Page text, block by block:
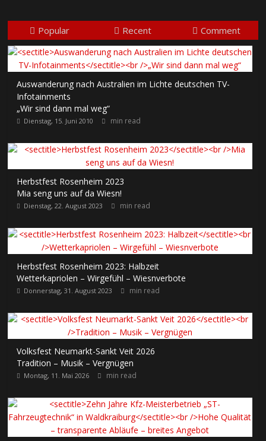
Popular Recent Comment
Auswanderung nach Australien im Lichte deutschen TV-
Infotainments
„Wir sind dann mal weg“
Dienstag, 15. Juni 2010 min read
Herbstfest Rosenheim 2023
Mia seng uns auf da Wiesn!
Dienstag, 22. August 2023 min read
Herbstfest Rosenheim 2023: Halbzeit
Wetterkapriolen – Wirgefühl – Wiesnverbote
Donnerstag, 31. August 2023 min read
Volksfest Neumarkt-Sankt Veit 2026
Tradition – Musik – Vergnügen
Montag, 11. Mai 2026 min read